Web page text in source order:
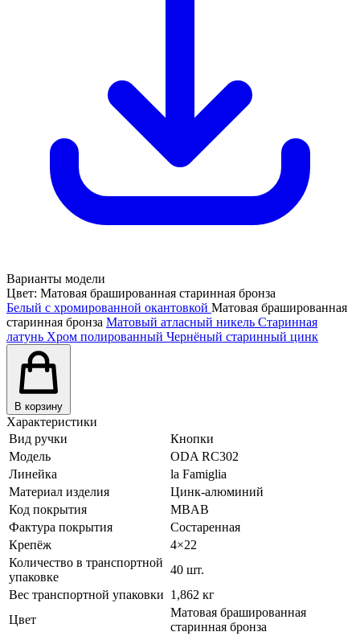
Варианты модели
Цвет: Матовая брашированная старинная бронза
Белый с хромированной окантовкой Матовая брашированная
старинная бронза Матовый атласный никель Старинная
латунь Хром полированный Чернёный старинный цинк
В корзину
Характеристики
Вид ручки
Кнопки
Модель
ODA RC302
Линейка
la Famiglia
Материал изделия
Цинк-алюминий
Код покрытия
MBAB
Фактура покрытия
Состаренная
Крепёж
4×22
Количество в транспортной
упаковке
40 шт.
Вес транспортной упаковки 1,862 кг
Цвет
Матовая брашированная
старинная бронза